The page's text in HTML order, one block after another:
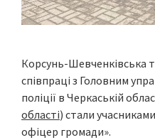
Корсунь-Шевченківська
співпраці з Головним
поліції в Черкаській
області) стали
офіцер громади».